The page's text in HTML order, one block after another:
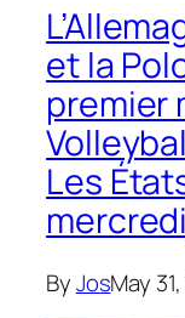
et la
premier
Les
mercredi
ByJosMay